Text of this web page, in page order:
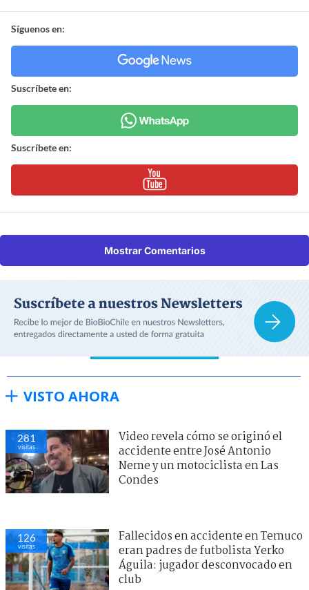
Síguenos en:
Suscríbete en:
Suscríbete en:
Mostrar Comentarios
VISTO AHORA
281
visitas
Video revela cómo se originó el
accidente entre José Antonio
Neme y un motociclista en Las
Condes
126
visitas
Fallecidos en accidente en Temuco
eran padres de futbolista Yerko
Águila: jugador desconvocado en
club